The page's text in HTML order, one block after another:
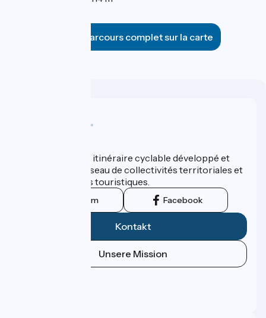
Voir le parcours complet sur la carte
ViaRhôna est un itinéraire cyclable développé et
promu par un réseau de collectivités territoriales et
leurs institutions touristiques.
Instagram Facebook
Kontakt
Unsere Mission